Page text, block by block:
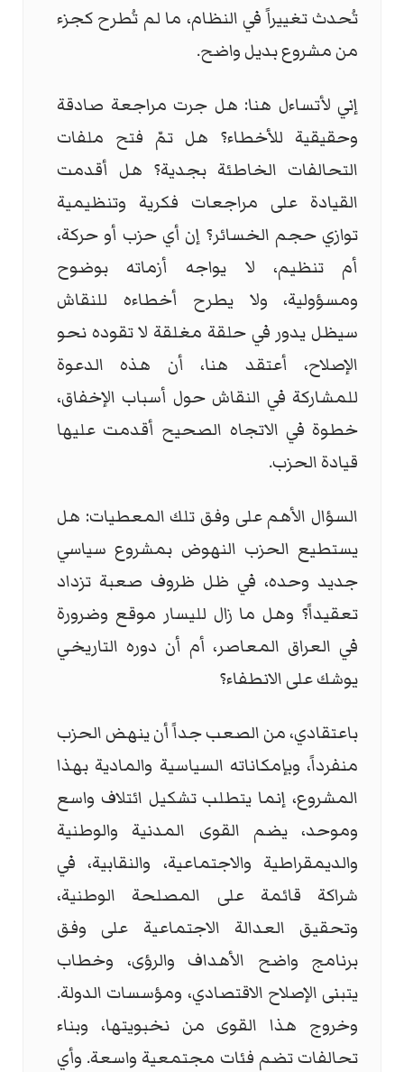
تُحدث تغييراً في النظام، ما لم تُطرح كجزء
من مشروع بديل واضح.
إني لأتساءل هنا: هل جرت مراجعة صادقة
وحقيقية للأخطاء؟ هل تمّ فتح ملفات
التحالفات الخاطئة بجدية؟ هل أقدمت
القيادة على مراجعات فكرية وتنظيمية
توازي حجم الخسائر؟ إن أي حزب أو حركة،
أم تنظيم، لا يواجه أزماته بوضوح
ومسؤولية، ولا يطرح أخطاءه للنقاش
سيظل يدور في حلقة مغلقة لا تقوده نحو
الإصلاح، أعتقد هنا، أن هذه الدعوة
للمشاركة في النقاش حول أسباب الإخفاق،
خطوة في الاتجاه الصحيح أقدمت عليها
قيادة الحزب.
السؤال الأهم على وفق تلك المعطيات: هل
يستطيع الحزب النهوض بمشروع سياسي
جديد وحده، في ظل ظروف صعبة تزداد
تعقيداً؟ وهل ما زال لليسار موقع وضرورة
في العراق المعاصر، أم أن دوره التاريخي
يوشك على الانطفاء؟
باعتقادي، من الصعب جداً أن ينهض الحزب
منفرداً، وبإمكاناته السياسية والمادية بهذا
المشروع، إنما يتطلب تشكيل ائتلاف واسع
وموحد، يضم القوى المدنية والوطنية
والديمقراطية والاجتماعية، والنقابية، في
شراكة قائمة على المصلحة الوطنية،
وتحقيق العدالة الاجتماعية على وفق
برنامج واضح الأهداف والرؤى، وخطاب
يتبنى الإصلاح الاقتصادي، ومؤسسات الدولة.
وخروج هذا القوى من نخبويتها، وبناء
تحالفات تضم فئات مجتمعية واسعة. وأي